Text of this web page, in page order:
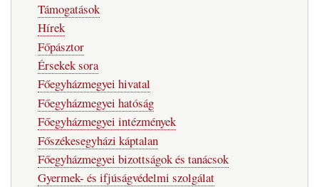
navigáció
Támogatások
Hírek
Főpásztor
Érsekek sora
Főegyházmegyei hivatal
Főegyházmegyei hatóság
Főegyházmegyei intézmények
Főszékesegyházi káptalan
Főegyházmegyei bizottságok és tanácsok
Gyermek- és ifjúságvédelmi szolgálat